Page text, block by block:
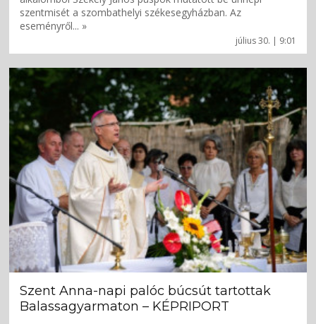
július 30. | 9:01
szentmisét a szombathelyi székesegyházban. Az
eseményről... »
Szent Anna-napi palóc búcsút tartottak
Balassagyarmaton – KÉPRIPORT